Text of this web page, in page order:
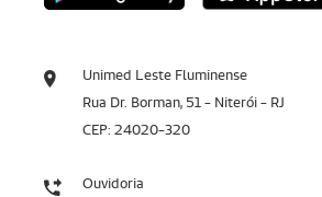
Unimed Leste Fluminense
Rua Dr. Borman, 51 - Niterói - RJ
CEP: 24020-320
Ouvidoria